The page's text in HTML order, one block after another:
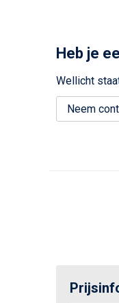
Heb je
Wellicht
Neem